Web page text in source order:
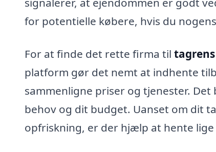
for potentielle købere, hvis du
For at finde det rette firma til
platform gør det nemt at indhente
sammenligne priser og tjenester.
behov og dit budget. Uanset om dit
opfriskning, er der hjælp at hente